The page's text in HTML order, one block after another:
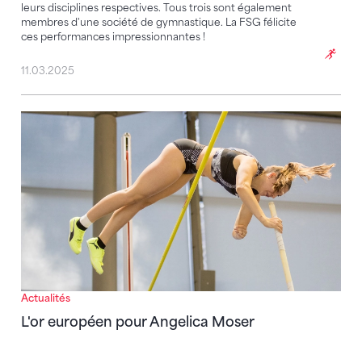
leurs disciplines respectives. Tous trois sont également
membres d'une société de gymnastique. La FSG félicite
ces performances impressionnantes !
11.03.2025
Actualités
L'or européen pour Angelica Moser
L'or européen pour Angelica Moser